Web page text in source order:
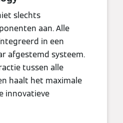
slechts
aan. Alle
in een
afgestemd systeem.
tussen alle
haalt het maximale
innovatieve